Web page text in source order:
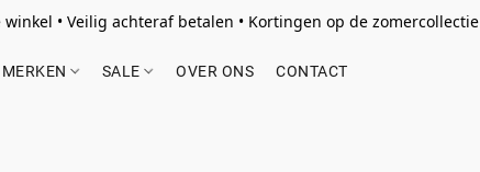
winkel • Veilig achteraf betalen • Kortingen op de zomercollectie
MERKEN SALE OVER ONS CONTACT